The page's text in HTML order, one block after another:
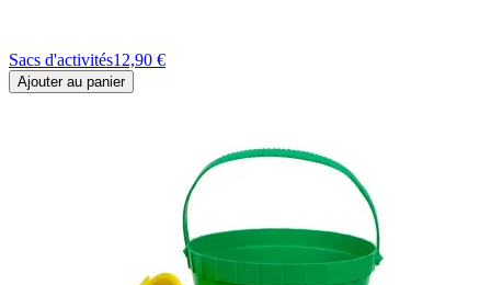
Sacs d'activités12,90 €
Ajouter au panier